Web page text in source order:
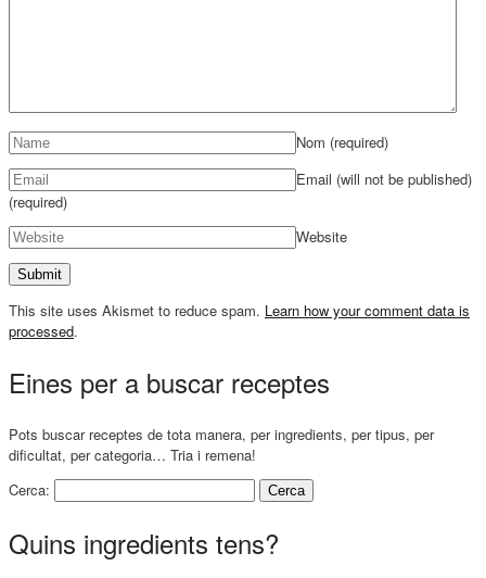
Nom (required)
Email (will not be published)
(required)
Website
This site uses Akismet to reduce spam. Learn how your comment data is
processed.
Eines per a buscar receptes
Pots buscar receptes de tota manera, per ingredients, per tipus, per
dificultat, per categoria… Tria i remena!
Cerca:
Quins ingredients tens?